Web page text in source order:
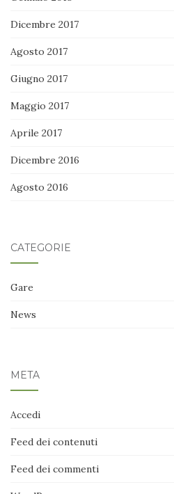
Dicembre 2017
Agosto 2017
Giugno 2017
Maggio 2017
Aprile 2017
Dicembre 2016
Agosto 2016
CATEGORIE
Gare
News
META
Accedi
Feed dei contenuti
Feed dei commenti